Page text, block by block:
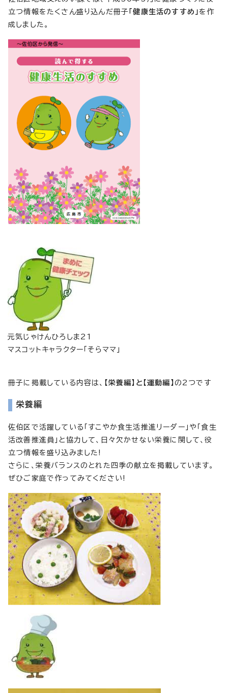
立つ情報をたくさん盛り込んだ冊子 「健康生活のすすめ」 を作
成しました。
元気じゃけんひろしま21
マスコットキャラクター「そらママ」
冊子に掲載している内容は、 【栄養編】と【運動編】 の2つです
栄養編
佐伯区で活躍している「すこやか食生活推進リーダー」や「食生
活改善推進員」と協力して、日々欠かせない栄養に関して、役
立つ情報を盛り込みました!
さらに、栄養バランスのとれた四季の献立を掲載しています。
ぜひご家庭で作ってみてください!